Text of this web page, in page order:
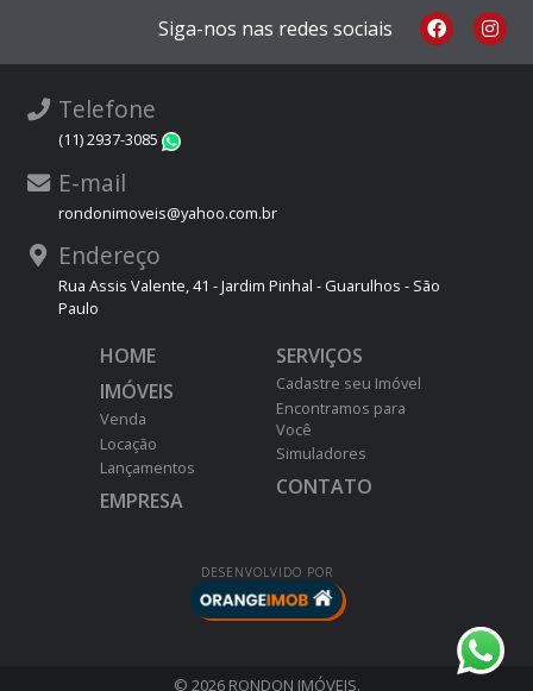
Siga-nos nas redes sociais
Telefone
(11) 2937-3085
E-mail
rondonimoveis@yahoo.com.br
Endereço
Rua Assis Valente, 41 - Jardim Pinhal - Guarulhos - São
Paulo
HOME
IMÓVEIS
Venda
Locação
Lançamentos
EMPRESA
SERVIÇOS
Cadastre seu Imóvel
Encontramos para
Você
Simuladores
CONTATO
DESENVOLVIDO POR
© 2026 RONDON IMÓVEIS.